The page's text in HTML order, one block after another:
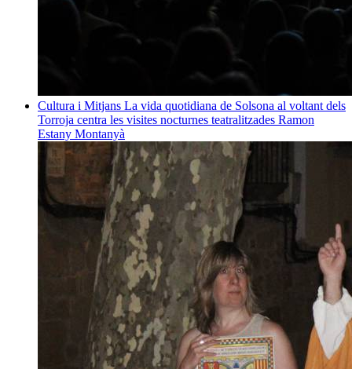
Cultura i Mitjans La vida quotidiana de Solsona al voltant dels
Torroja centra les visites nocturnes teatralitzades Ramon
Estany Montanyà